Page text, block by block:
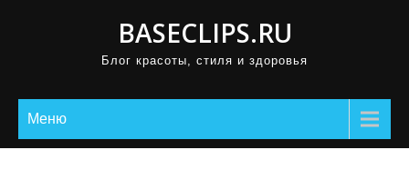
BASECLIPS.RU
Блог красоты, стиля и здоровья
Меню